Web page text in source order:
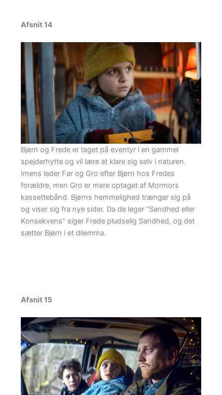
Afsnit 14
Bjørn og Frede er taget på eventyr i en gammel
spejderhytte og vil lære at klare sig selv i naturen.
Imens leder Far og Gro efter Bjørn hos Fredes
forældre, men Gro er mere optaget af Mormors
kassettebånd. Bjørns hemmelighed trænger sig på
og viser sig fra nye sider. Da de leger “Sandhed eller
Konsekvens” siger Frede pludselig Sandhed, og det
sætter Bjørn i et dilemma.
Afsnit 15